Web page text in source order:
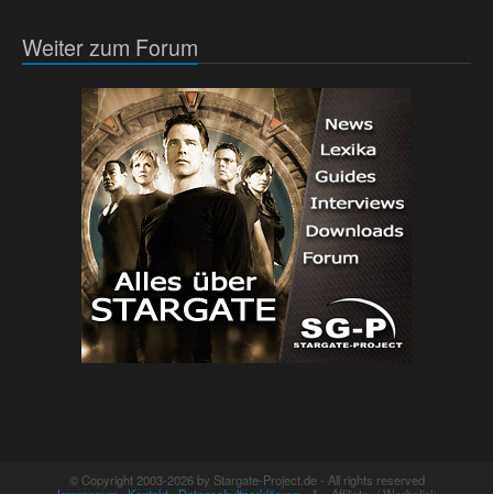
Weiter zum Forum
© Copyright 2003-2026 by Stargate-Project.de - All rights reserved